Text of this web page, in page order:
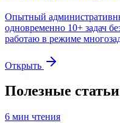
Опытный
одновременно 10+ задач
работаю в режиме
Открыть
Полезные
6 мин чтения